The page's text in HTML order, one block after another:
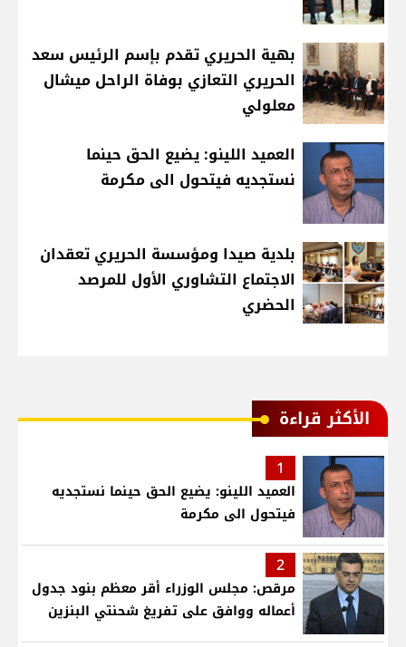
بهية الحريري تقدم بإسم الرئيس سعد
الحريري التعازي بوفاة الراحل ميشال
معلولي
العميد اللينو: يضيع الحق حينما
نستجديه فيتحول الى مكرمة
بلدية صيدا ومؤسسة الحريري تعقدان
الاجتماع التشاوري الأول للمرصد
الحضري
الأكثر قراءة
1
العميد اللينو: يضيع الحق حينما نستجديه
فيتحول الى مكرمة
2
مرقص: مجلس الوزراء أقر معظم بنود جدول
أعماله ووافق على تفريغ شحنتي البنزين